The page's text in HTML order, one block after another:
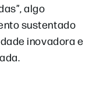
algo
sustentado
inovadora e